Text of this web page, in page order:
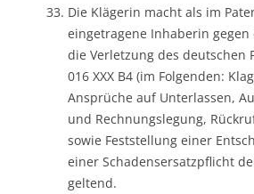
Die Klägerin macht als im
eingetragene Inhaberin gegen
die Verletzung des deutschen
016 XXX B4 (im Folgenden:
Ansprüche auf Unterlassen,
und Rechnungslegung,
sowie Feststellung einer
einer Schadensersatzpflicht
geltend.